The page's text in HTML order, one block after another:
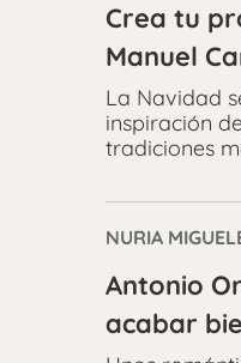
Crea tu
Manuel
La Navidad
inspiración
tradiciones
NURIA
Antonio
acabar